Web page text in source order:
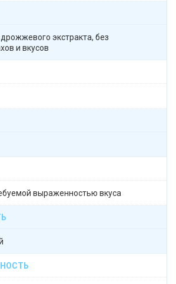
экстракта, без
и вкусов
выраженностью вкуса